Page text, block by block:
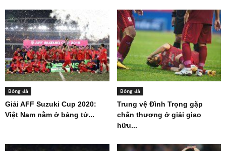
Bóng đá
Giải AFF Suzuki Cup 2020:
Việt Nam nằm ở bảng tử...
Bóng đá
Trung vệ Đình Trọng gặp
chấn thương ở giải giao
hữu...